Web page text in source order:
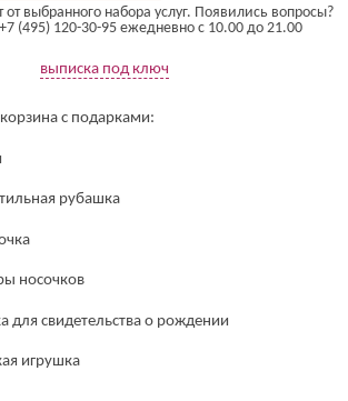
от выбранного набора услуг. Появились вопросы?
(495) 120-30-95 ежедневно с 10.00 до 21.00
выписка под ключ
с подарками:
рубашка
носочков
для свидетельства о рождении
игрушка